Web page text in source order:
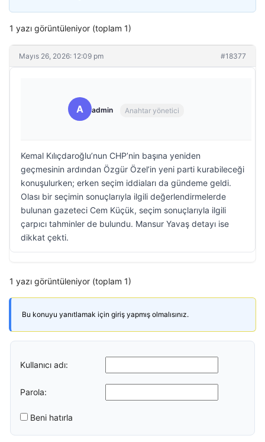
1 yazı görüntüleniyor (toplam 1)
Mayıs 26, 2026: 12:09 pm #18377
A admin Anahtar yönetici
Kemal Kılıçdaroğlu’nun CHP’nin başına yeniden
geçmesinin ardından Özgür Özel’in yeni parti kurabileceği
konuşulurken; erken seçim iddiaları da gündeme geldi.
Olası bir seçimin sonuçlarıyla ilgili değerlendirmelerde
bulunan gazeteci Cem Küçük, seçim sonuçlarıyla ilgili
çarpıcı tahminler de bulundu. Mansur Yavaş detayı ise
dikkat çekti.
1 yazı görüntüleniyor (toplam 1)
Bu konuyu yanıtlamak için giriş yapmış olmalısınız.
Kullanıcı adı:
Parola:
Beni hatırla